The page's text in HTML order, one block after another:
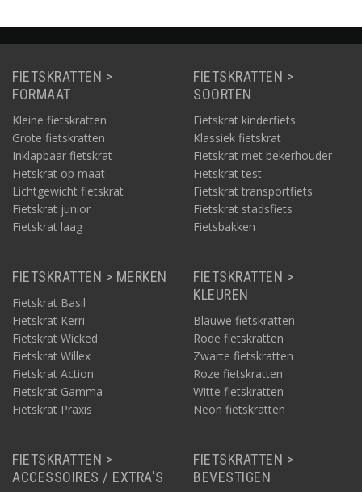
FIETSKRATTEN >
FORMAAT
Kleine fietskratten
Grote fietskratten
Inklapbaar fietskrat
Fietskrat op maat
Lichtgewicht fietskrat
Fietskrat junior
Fietskrat laag
FIETSKRATTEN >
SOORTEN
Fietskrat kinderfiets
Klassiek fietskrat
Fietskrat met bekerhouder
Fietskrat test
Fietskrat transportfiets
Fietskrat stadsfiets
Fietsbakken
FIETSKRATTEN > MERKEN
Fietskrat Basil
Fietskrat Kerri
Fietskrat Wicked
Fietskrat Willex
Fietskrat Action
Fietskrat Gamma
Fietskrat Praxis
FIETSKRATTEN >
KLEUREN
Blauwe fietskratten
Rode fietskratten
Zwarte fietskratten
Roze fietskratten
Witte fietskratten
Neon fietskratten
FIETSKRATTEN >
ACCESSOIRES / EXTRA'S
FIETSKRATTEN >
BEVESTIGEN